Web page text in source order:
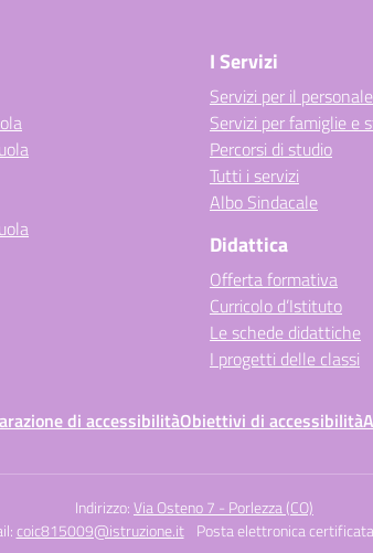
I Servizi
Servizi per il
Servizi per famiglie e
Percorsi di studio
Tutti i servizi
Albo Sindacale
Didattica
Offerta formativa
Curricolo d’Istituto
Le schede didattiche
I progetti delle classi
di accessibilitàObiettivi di accessibilità
Indirizzo:Via Osteno 7 - Porlezza (CO)
coic815009@istruzione.it Posta elettronica